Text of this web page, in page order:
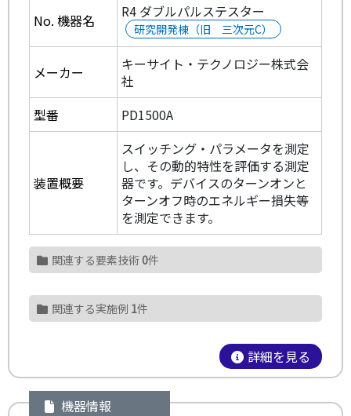
No. 機器名 R4 ダブルパルステスター
研究開発棟（旧 三次元C）
メーカー
キーサイト・テクノロジー株式会
社
型番
PD1500A
装置概要
スイッチング・パラメータを測定
し、その動的特性を評価する測定
器です。デバイスのターンオンと
ターンオフ時のエネルギー損失等
を測定できます。
関連する要素技術0件
関連する実施例 1件
詳細を見る
機器情報